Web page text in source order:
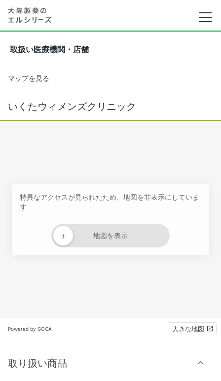
取扱い医療機関・店舗
マップを見る
いくたウィメンズクリニック
特異なアクセスが見られたため、地図を非表示にしていま
す
地図を表示
›
Powered by GOGA 大きな地図
取り扱い商品